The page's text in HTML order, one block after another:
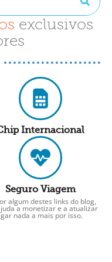
exclusivos
Internacional
Seguro Viagem
algum destes links do blog,
a monetizar e a atualizar
nada a mais por isso.